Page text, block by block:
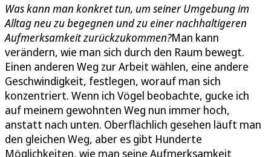
Was kann man konkret tun, um seiner Umgebung im
Alltag neu zu begegnen und zu einer nachhaltigeren
Aufmerksamkeit zurückzukommen?Man kann
verändern, wie man sich durch den Raum bewegt.
Einen anderen Weg zur Arbeit wählen, eine andere
Geschwindigkeit, festlegen, worauf man sich
konzentriert. Wenn ich Vögel beobachte, gucke ich
auf meinem gewohnten Weg nun immer hoch,
anstatt nach unten. Oberflächlich gesehen läuft man
den gleichen Weg, aber es gibt Hunderte
Möglichkeiten, wie man seine Aufmerksamkeit